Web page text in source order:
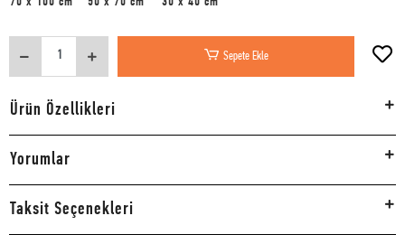
Sepete Ekle
Ürün Özellikleri
Yorumlar
Taksit Seçenekleri